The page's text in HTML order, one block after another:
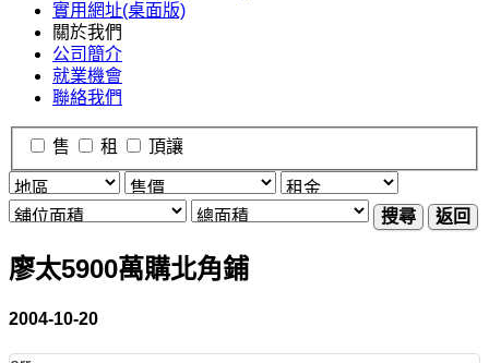
實用網址(桌面版)
關於我們
公司簡介
就業機會
聯絡我們
售 租 頂讓
搜尋 返回
廖太5900萬購北角鋪
2004-10-20